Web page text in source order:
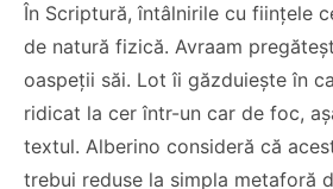
În Scriptură, întâlnirile cu ființele
de natură fizică. Avraam
oaspeții săi. Lot îi găzduiește în
ridicat la cer într-un car de foc,
textul. Alberino consideră că
trebui reduse la simpla metaforă